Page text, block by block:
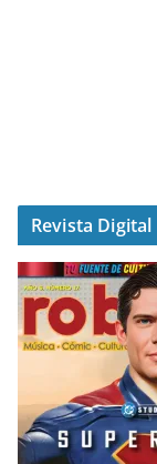
Revista Digital